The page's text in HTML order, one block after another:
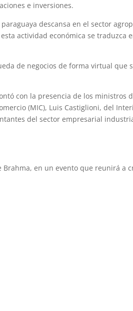
e inversiones.
descansa en el sector
actividad económica se traduzca
de negocios de forma virtual que
con la presencia de los ministros
(MIC), Luis Castiglioni, del
del sector empresarial
en un evento que reunirá a